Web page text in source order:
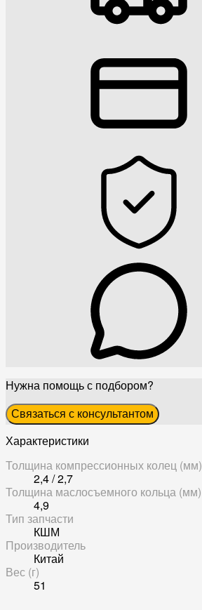
Нужна помощь с подбором?
Связаться с консультантом
Характеристики
Толщина компрессионных колец (мм)
2,4 / 2,7
Толщина маслосъемного кольца (мм)
4,9
Тип запчасти
КШМ
Производитель
Китай
Вес (г)
51